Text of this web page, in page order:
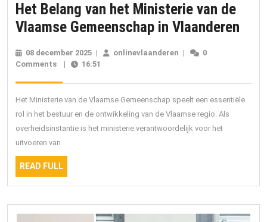
Het Belang van het Ministerie van de
Vlaamse Gemeenschap in Vlaanderen
het
in
08 december 2025 08
december
| onlinevlaanderen onlinevlaanderen
|
0
Comments
| 16:51
Het Ministerie van de Vlaamse Gemeenschap speelt een essentiële
rol in het bestuur en de ontwikkeling van de Vlaamse regio. Als
overheidsinstantie is het ministerie verantwoordelijk voor het
uitvoeren van
READ FULLREAD
FULL